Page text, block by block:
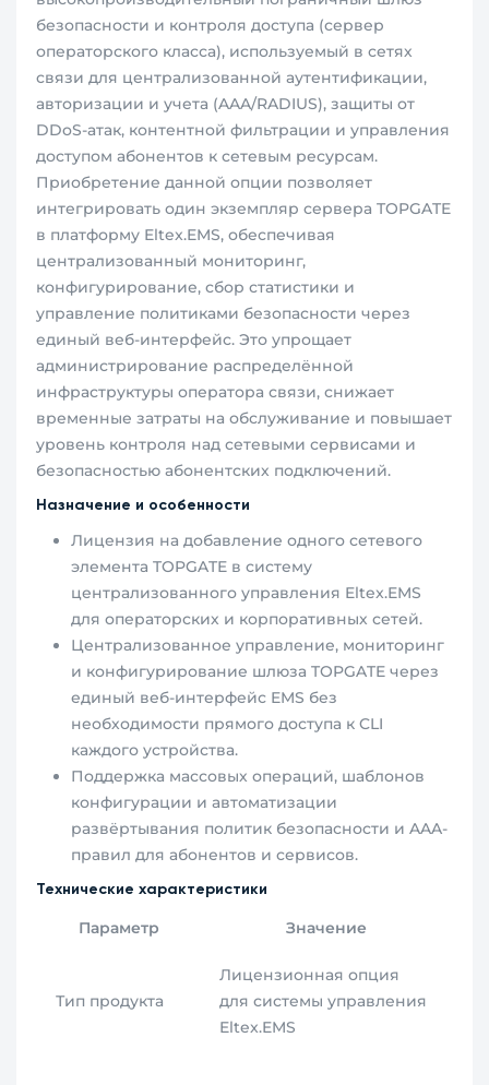
безопасности и контроля доступа (сервер
операторского класса), используемый в сетях
связи для централизованной аутентификации,
авторизации и учета (AAA/RADIUS), защиты от
DDoS-атак, контентной фильтрации и управления
доступом абонентов к сетевым ресурсам.
Приобретение данной опции позволяет
интегрировать один экземпляр сервера TOPGATE
в платформу Eltex.EMS, обеспечивая
централизованный мониторинг,
конфигурирование, сбор статистики и
управление политиками безопасности через
единый веб-интерфейс. Это упрощает
администрирование распределённой
инфраструктуры оператора связи, снижает
временные затраты на обслуживание и повышает
уровень контроля над сетевыми сервисами и
безопасностью абонентских подключений.
Назначение и особенности
Лицензия на добавление одного сетевого
элемента TOPGATE в систему
централизованного управления Eltex.EMS
для операторских и корпоративных сетей.
Централизованное управление, мониторинг
и конфигурирование шлюза TOPGATE через
единый веб-интерфейс EMS без
необходимости прямого доступа к CLI
каждого устройства.
Поддержка массовых операций, шаблонов
конфигурации и автоматизации
развёртывания политик безопасности и AAA-
правил для абонентов и сервисов.
Технические характеристики
Параметр Значение
Тип продукта
Лицензионная опция
для системы управления
Eltex.EMS